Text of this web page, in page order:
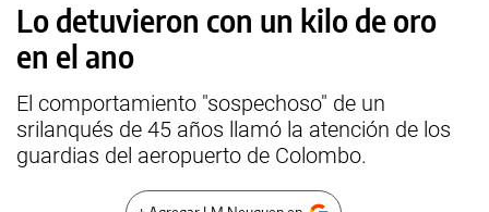
Lo detuvieron con un kilo de oro
en el ano
El comportamiento "sospechoso" de un
srilanqués de 45 años llamó la atención de los
guardias del aeropuerto de Colombo.